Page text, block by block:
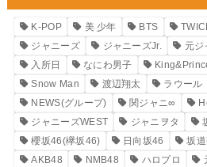
K-POP 美 少年 BTS
ジャニーズ
ジャニーズJr.
元ジ
入所日
なにわ男子
Snow Man
渡辺翔太 ラウール
NEWS(グループ)
関ジャニ∞
ジャニーズWEST
ジャニヲタ
櫻坂46(欅坂46)
日向坂46 坂
AKB48
NMB48 ハロプロ